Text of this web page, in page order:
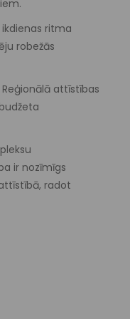
ritma
robežās
attīstības
ir nozīmīgs
radot